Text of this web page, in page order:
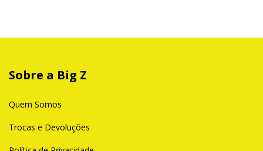
Sobre a Big Z
Quem Somos
Trocas e Devoluções